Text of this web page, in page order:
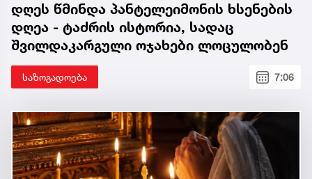
დღეს წმინდა პანტელეიმონის ხსენების
დღეა - ტაძრის ისტორია, სადაც
შვილდაკარგული ოჯახები ლოცულობენ
საზოგადოება 7:06